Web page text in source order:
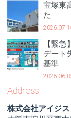
宝塚東
た
【緊
デート
基準
Address
株式会社アイジス